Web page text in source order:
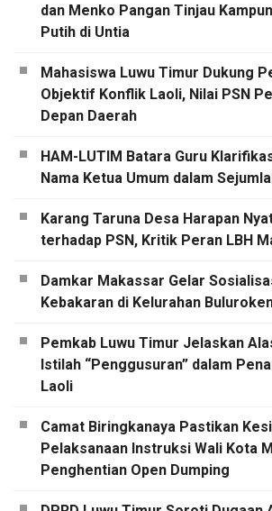
dan Menko Pangan Tinjau
Putih di Untia
Mahasiswa Luwu Timur Dukung
Objektif Konflik Laoli, Nilai PSN
Depan Daerah
HAM-LUTIM Batara Guru
Nama Ketua Umum dalam
Karang Taruna Desa Harapan
terhadap PSN, Kritik Peran LBH
Damkar Makassar Gelar
Kebakaran di Kelurahan
Pemkab Luwu Timur Jelaskan
Istilah “Penggusuran” dalam
Laoli
Camat Biringkanaya Pastikan
Pelaksanaan Instruksi Wali Kota
Penghentian Open Dumping